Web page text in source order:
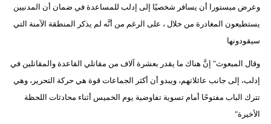
وعرض ميستورا أن يسافر شخصيًا إلى إدلب للمساعدة في ضمان أن المدنيين
يستطيعون المغادرة من خلال ، على الرغم من أنَّه لم يذكر المنطقة الآمنة التي
سيقودونها
وقال المبعوث" إنَّ هناك ما يقدر بعشرة آلاف من مقاتلي القاعدة والمقاتلين في
إدلب، إلى جانب عائلاتهم، ويبدو أن أكثر الجماعات قوة هي حركة التحرير، وهي
تترك الباب مفتوحًا أمام تسوية تفاوضية يوم الخميس أثناء محادثات اللحظة
الأخيرة"